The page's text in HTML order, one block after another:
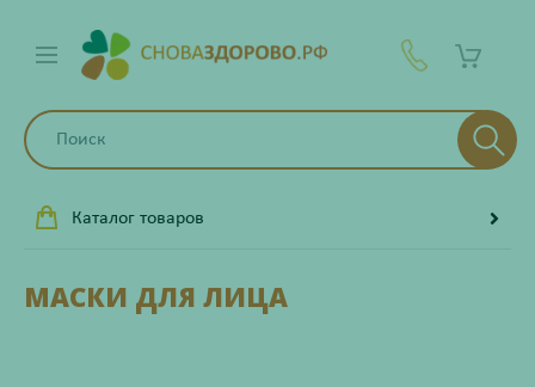
Каталог товаров
МАСКИ ДЛЯ ЛИЦА